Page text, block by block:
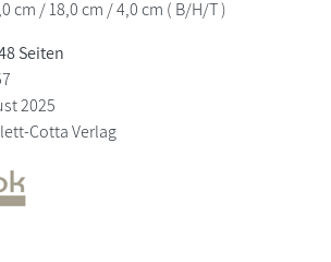
cm / 18,0 cm / 4,0 cm ( B/H/T )
Seiten
2025
Cotta Verlag